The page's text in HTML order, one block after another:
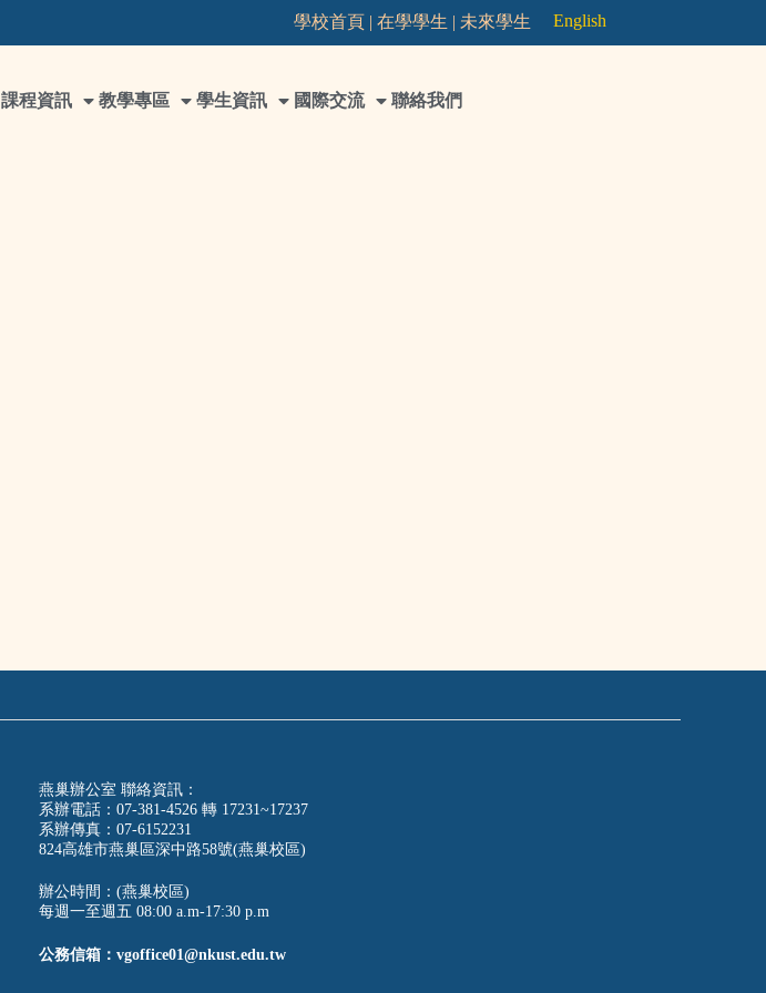
學校首頁 |在學學生 | 未來學生 English
課程資訊 教學專區 學生資訊 國際交流 聯絡我們
燕巢辦公室 聯絡資訊：
系辦電話：07-381-4526 轉 17231~17237
系辦傳真：07-6152231
824高雄市燕巢區深中路58號(燕巢校區)
辦公時間：(燕巢校區)
每週一至週五 08:00 a.m-17:30 p.m
公務信箱：vgoffice01@nkust.edu.tw